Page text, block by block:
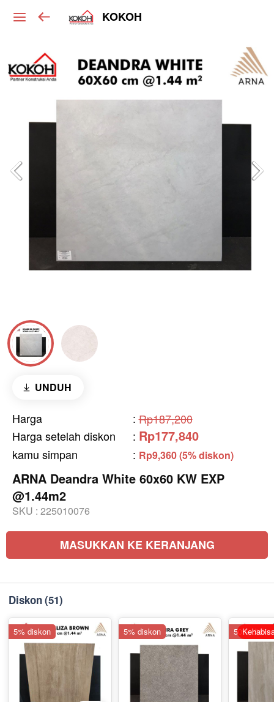
KOKOH
UNDUH
Harga : Rp187,200
Harga setelah diskon
: Rp177,840
kamu simpan : Rp9,360 (5% diskon)
ARNA Deandra White 60x60 KW EXP
@1.44m2
SKU : 225010076
MASUKKAN KE KERANJANG
Diskon(51)
5% diskon 5% diskon 50%